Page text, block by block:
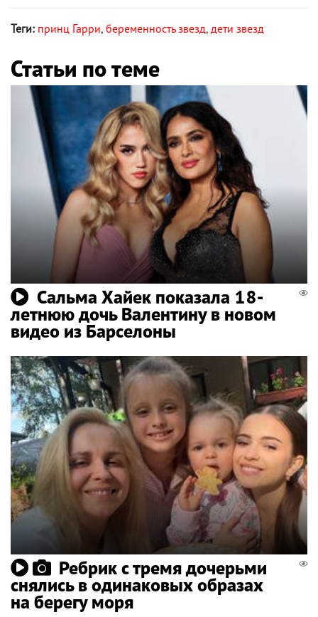
Теги: принц Гарри, беременность звезд, дети звезд
Статьи по теме
Сальма Хайек показала 18-
летнюю дочь Валентину в новом
видео из Барселоны
Ребрик с тремя дочерьми
снялись в одинаковых образах
на берегу моря